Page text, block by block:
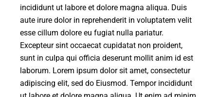
incididunt ut labore et dolore magna aliqua. Duis
aute irure dolor in reprehenderit in voluptatem velit
esse cillum dolore eu fugiat nulla pariatur.
Excepteur sint occaecat cupidatat non proident,
sunt in culpa qui officia deserunt mollit anim id est
laborum. Lorem ipsum dolor sit amet, consectetur
adipiscing elit, sed do Eiusmod. Tempor incididunt